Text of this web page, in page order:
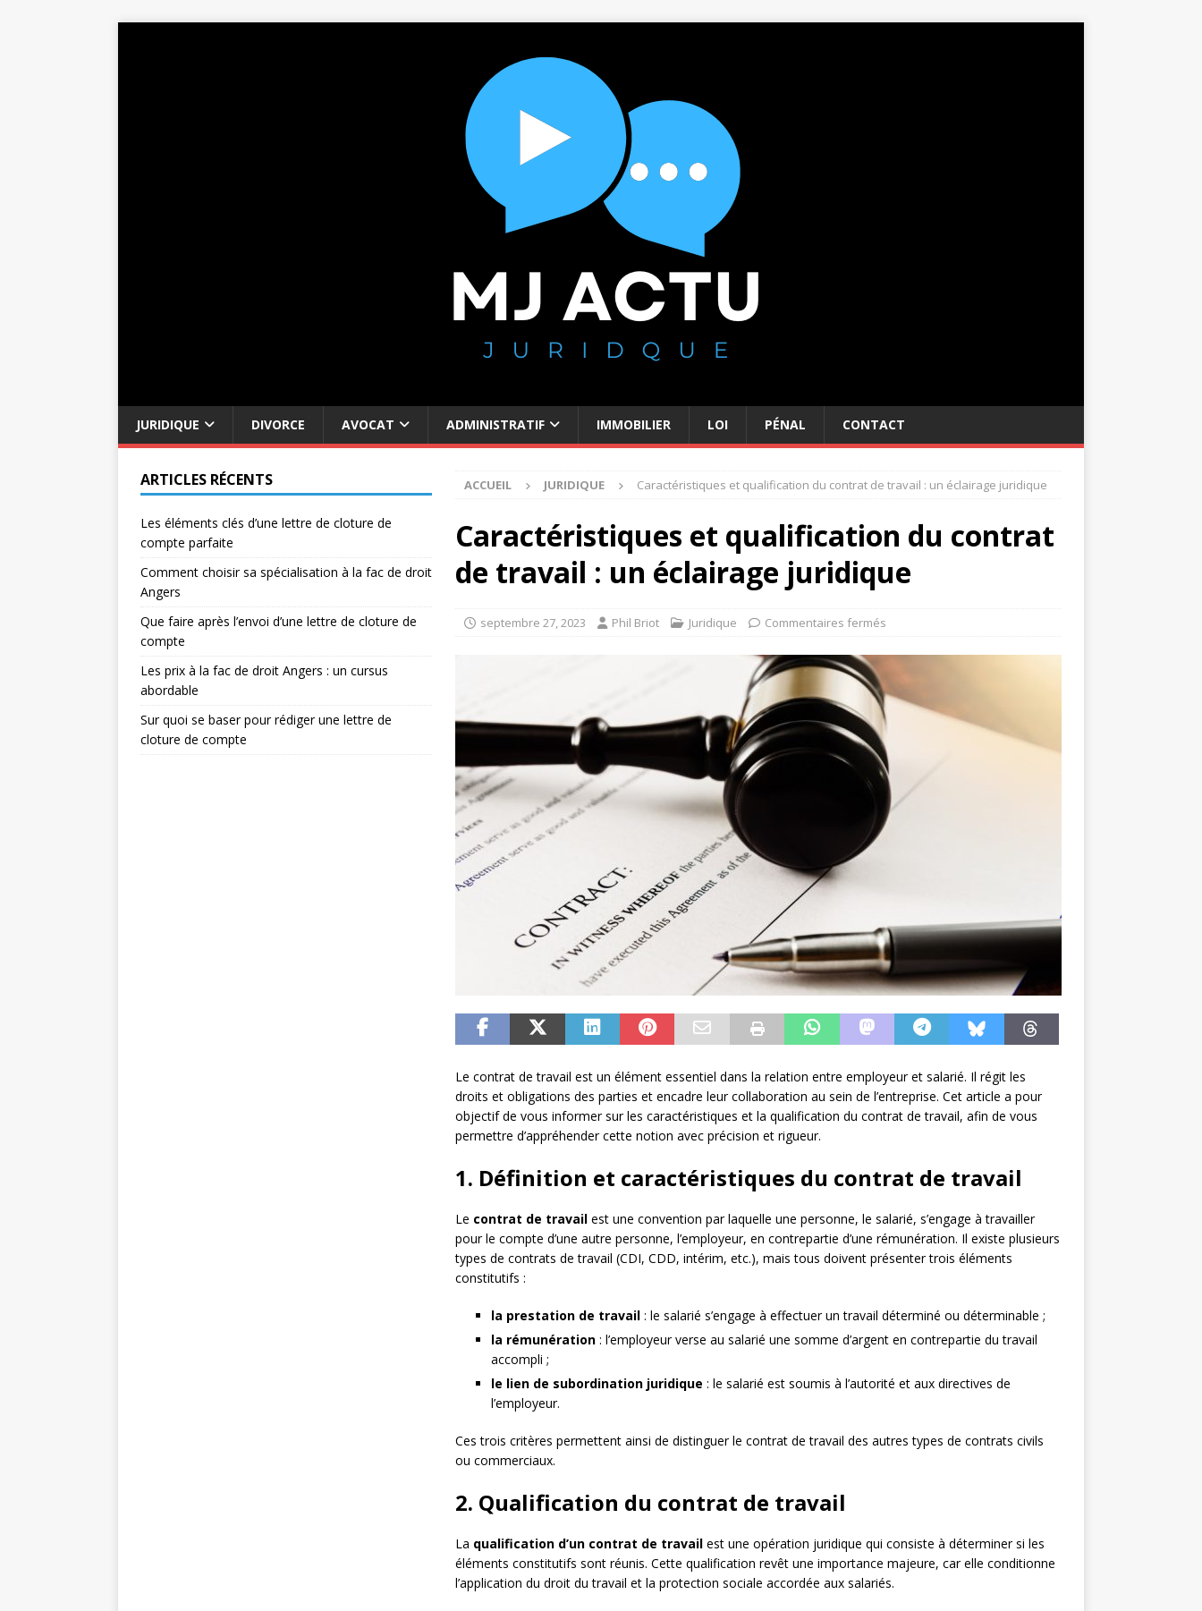
JURIDIQUE DIVORCE AVOCAT ADMINISTRATIF IMMOBILIER LOI PÉNAL CONTACT
ACCUEIL JURIDIQUE Caractéristiques et qualification du contrat de travail : un éclairage juridique
Caractéristiques et qualification du contrat
de travail : un éclairage juridique
septembre 27, 2023 Phil Briot Juridique Commentaires fermés
Le contrat de travail est un élément essentiel dans la relation entre employeur et salarié. Il régit les
droits et obligations des parties et encadre leur collaboration au sein de l’entreprise. Cet article a pour
objectif de vous informer sur les caractéristiques et la qualification du contrat de travail, afin de vous
permettre d’appréhender cette notion avec précision et rigueur.
1. Définition et caractéristiques du contrat de travail
Le contrat de travailest une convention par laquelle une personne, le salarié, s’engage à travailler
pour le compte d’une autre personne, l’employeur, en contrepartie d’une rémunération. Il existe plusieurs
types de contrats de travail (CDI, CDD, intérim, etc.), mais tous doivent présenter trois éléments
constitutifs :
la prestation de travail: le salarié s’engage à effectuer un travail déterminé ou déterminable ;
la rémunération: l’employeur verse au salarié une somme d’argent en contrepartie du travail
accompli ;
le lien de subordination juridique : le salarié est soumis à l’autorité et aux directives de
l’employeur.
Ces trois critères permettent ainsi de distinguer le contrat de travail des autres types de contrats civils
ou commerciaux.
2. Qualification du contrat de travail
La qualification d’un contrat de travailest une opération juridique qui consiste à déterminer si les
éléments constitutifs sont réunis. Cette qualification revêt une importance majeure, car elle conditionne
l’application du droit du travail et la protection sociale accordée aux salariés.
ARTICLES RÉCENTS
Les éléments clés d’une lettre de cloture de
compte parfaite
Comment choisir sa spécialisation à la fac de droit
Angers
Que faire après l’envoi d’une lettre de cloture de
compte
Les prix à la fac de droit Angers : un cursus
abordable
Sur quoi se baser pour rédiger une lettre de
cloture de compte